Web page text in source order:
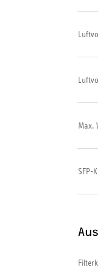
Max.
SFP-